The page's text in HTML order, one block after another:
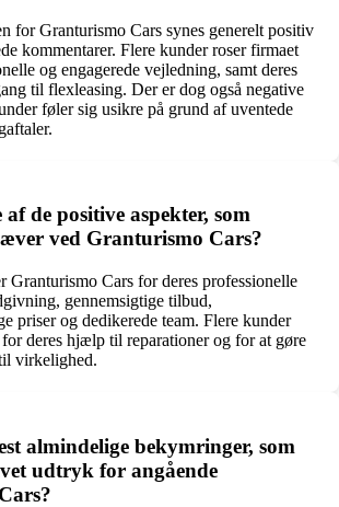
for Granturismo Cars synes generelt positiv
kommentarer. Flere kunder roser firmaet
og engagerede vejledning, samt deres
til flexleasing. Der er dog også negative
føler sig usikre på grund af uventede
de positive aspekter, som
ved Granturismo Cars?
Cars for deres professionelle
gennemsigtige tilbud,
priser og dedikerede team. Flere kunder
deres hjælp til reparationer og for at gøre
virkelighed.
almindelige bekymringer, som
udtryk for angående